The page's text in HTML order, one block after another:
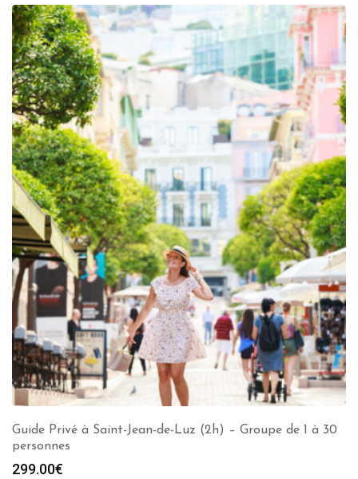
Guide Privé à Saint-Jean-de-Luz (2h) – Groupe de 1 à 30
personnes
299.00€